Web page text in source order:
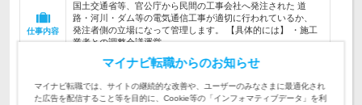
仕事内容
国土交通省等、官公庁から民間の工事会社へ発注された 道
路・河川・ダム等の電気通信工事が適切に行われているか、
発注者側の立場になって管理します。 【具体的には】 ・施工
業者との調整会議運営、…
対象と
なる方
気工事施工管理技士
マイナビ転職からのお知らせ
マイナビ転職では、サイトの継続的な改善や、ユーザーのみなさまに最適化され
た広告を配信すること等を目的に、Cookie等の「インフォマティブデータ」を利